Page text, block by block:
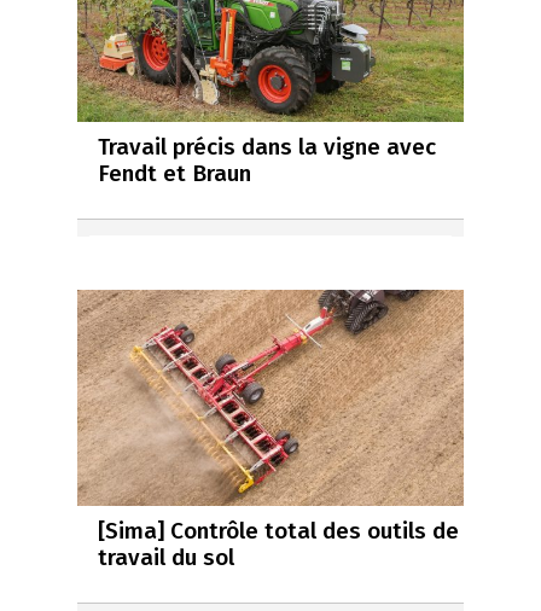
Travail précis dans la vigne avec
Fendt et Braun
[Sima] Contrôle total des outils de
travail du sol